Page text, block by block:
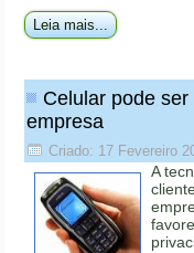
Leia mais...
Celular pode
empresa
Criado: 17 Fevereiro
A